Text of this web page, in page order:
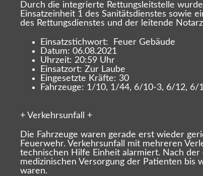
Durch die integrierte Rettungsleitstelle
Einsatzeinheit 1 des Sanitätsdienstes sowie
des Rettungsdienstes und der leitende
Einsatzstichwort: Feuer Gebäude
Datum: 06.08.2021
Uhrzeit: 20:59 Uhr
Einsatzort: Zur Laube
Eingesetzte Kräfte: 30
Fahrzeuge: 1/10, 1/44, 6/10-3, 6/12,
+ Verkehrsunfall +
Die Fahrzeuge waren gerade erst wieder
Feuerwehr. Verkehrsunfall mit mehreren
technischen Hilfe Einheit alarmiert. Nach
medizinischen Versorgung der Patienten bis
waren.